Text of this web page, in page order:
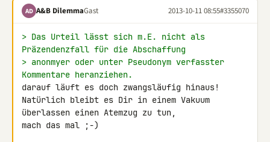
AD A&B DilemmaGast 2013-10-11 08:55#3355070
> Das Urteil lässt sich m.E. nicht als
Präzendenzfall für die Abschaffung
> anonmyer oder unter Pseudonym verfasster
Kommentare heranziehen.
darauf läuft es doch zwangsläufig hinaus!
Natürlich bleibt es Dir in einem Vakuum
überlassen einen Atemzug zu tun,
mach das mal ;-)